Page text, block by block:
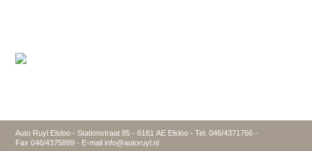
Auto Ruyl Elsloo - Stationstraat 85 - 6181 AE Elsloo - Tel. 046/4371766 -
Fax 046/4375899 - E-mail info@autoruyl.nl